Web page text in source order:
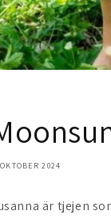
2024
är tjejen